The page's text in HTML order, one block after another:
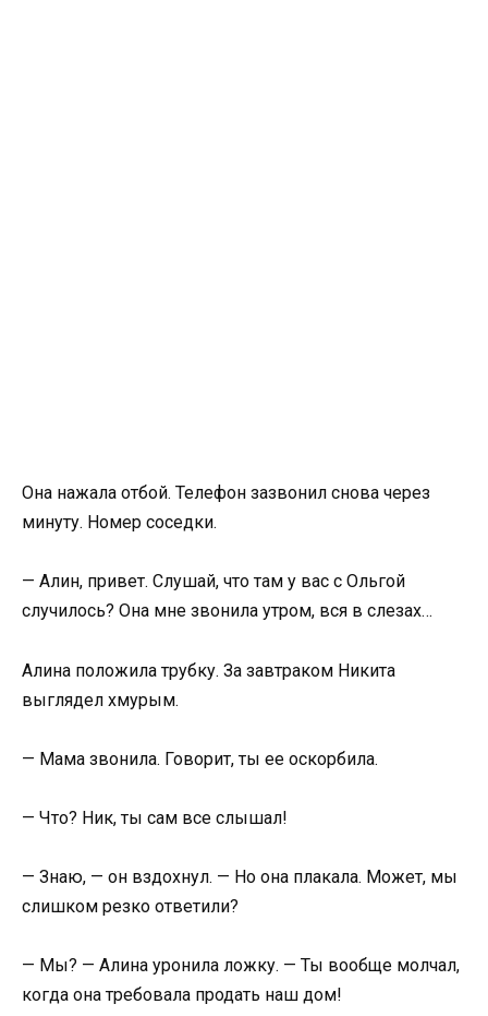
Она нажала отбой. Телефон зазвонил снова через
минуту. Номер соседки.
— Алин, привет. Слушай, что там у вас с Ольгой
случилось? Она мне звонила утром, вся в слезах…
Алина положила трубку. За завтраком Никита
выглядел хмурым.
— Мама звонила. Говорит, ты ее оскорбила.
— Что? Ник, ты сам все слышал!
— Знаю, — он вздохнул. — Но она плакала. Может, мы
слишком резко ответили?
— Мы? — Алина уронила ложку. — Ты вообще молчал,
когда она требовала продать наш дом!